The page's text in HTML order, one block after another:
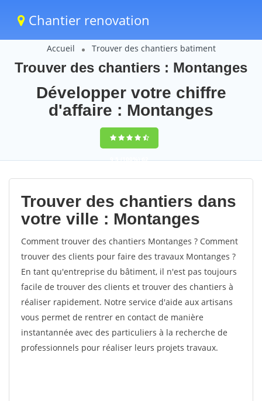
Chantier renovation
Accueil Trouver des chantiers batiment
Trouver des chantiers : Montanges
Développer votre chiffre
d'affaire : Montanges
9,5(100%)62
votes
Trouver des chantiers dans
votre ville : Montanges
Comment trouver des chantiers Montanges ? Comment
trouver des clients pour faire des travaux Montanges ?
En tant qu'entreprise du bâtiment, il n'est pas toujours
facile de trouver des clients et trouver des chantiers à
réaliser rapidement. Notre service d'aide aux artisans
vous permet de rentrer en contact de manière
instantannée avec des particuliers à la recherche de
professionnels pour réaliser leurs projets travaux.